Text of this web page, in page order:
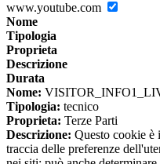
www.youtube.com
Nome
Tipologia
Proprieta
Descrizione
Durata
Nome:
Tipologia: tecnico
Proprieta: Terze Parti
Descrizione: Questo cookie è
traccia delle preferenze